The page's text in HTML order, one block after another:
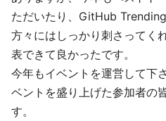
ただいたり、GitHub
方々にはしっかり刺さってく
表できて良かったです。
今年もイベントを運営して下
ベントを盛り上げた参加者の
す。